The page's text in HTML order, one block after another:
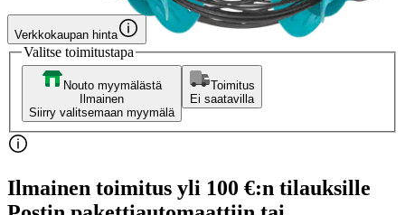
Verkkokaupan hinta
Valitse toimitustapa
Nouto myymälästä
Ilmainen
Siirry valitsemaan myymälä
Toimitus
Ei saatavilla
Ilmainen toimitus yli 100 €:n tilauksille